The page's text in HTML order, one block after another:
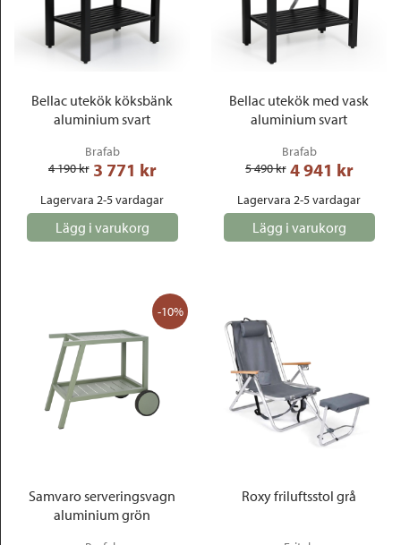
Bellac utekök köksbänk
aluminium svart
Brafab
4 190 kr 3 771 kr
Lagervara 2-5 vardagar
Lägg i varukorg
Bellac utekök med vask
aluminium svart
Brafab
5 490 kr 4 941 kr
Lagervara 2-5 vardagar
Lägg i varukorg
-10%
Samvaro serveringsvagn
aluminium grön
Roxy friluftsstol grå